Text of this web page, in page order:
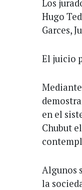
Los
Hugo
Garces,
El juicio
en el
Chubut
Algunos
la